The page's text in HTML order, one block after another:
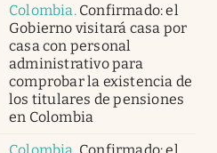
Colombia. Confirmado: el
Gobierno visitará casa por
casa con personal
administrativo para
comprobar la existencia de
los titulares de pensiones
en Colombia
Colombia. Confirmado: el